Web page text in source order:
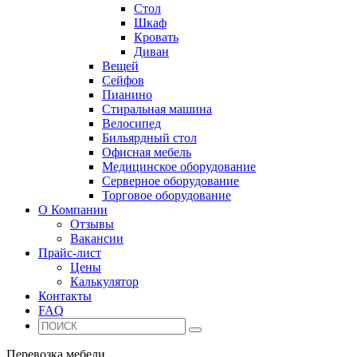
Стол
Шкаф
Кровать
Диван
Вещей
Сейфов
Пианино
Стиральная машина
Велосипед
Бильярдный стол
Офисная мебель
Медицинское оборудование
Серверное оборудование
Торговое оборудование
О Компании
Отзывы
Вакансии
Прайс-лист
Цены
Калькулятор
Контакты
FAQ
Перевозка мебели